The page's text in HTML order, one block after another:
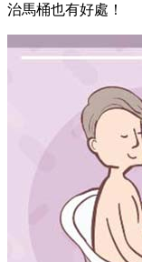
治馬桶也有好處！